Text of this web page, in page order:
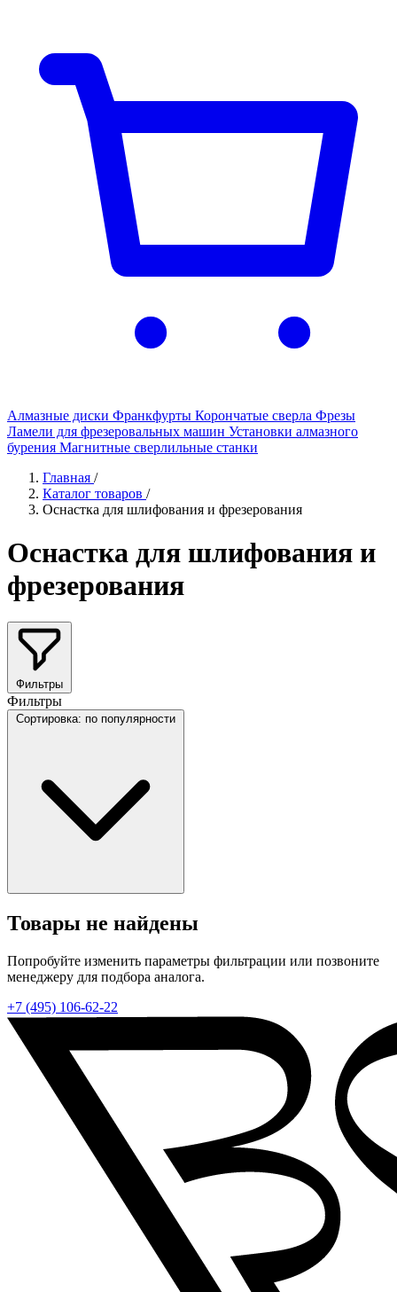
Алмазные диски Франкфурты Корончатые сверла Фрезы
Ламели для фрезеровальных машин Установки алмазного
бурения Магнитные сверлильные станки
Главная /
Каталог товаров /
Оснастка для шлифования и фрезерования
Оснастка для шлифования и
фрезерования
Фильтры
Фильтры
Сортировка: по популярности
Товары не найдены
Попробуйте изменить параметры фильтрации или позвоните
менеджеру для подбора аналога.
+7 (495) 106-62-22